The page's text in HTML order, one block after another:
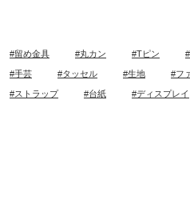
#留め金具 #丸カン #Tピン
#手芸 #タッセル #生地 #フ
#ストラップ #台紙 #ディスプレイ